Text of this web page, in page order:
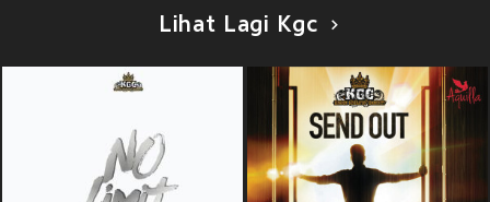
Lihat Lagi Kgc